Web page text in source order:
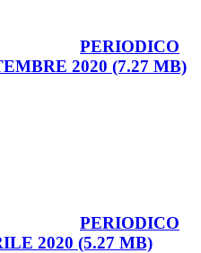
PERIODICO
2020 (7.27 MB)
PERIODICO
2020 (5.27 MB)